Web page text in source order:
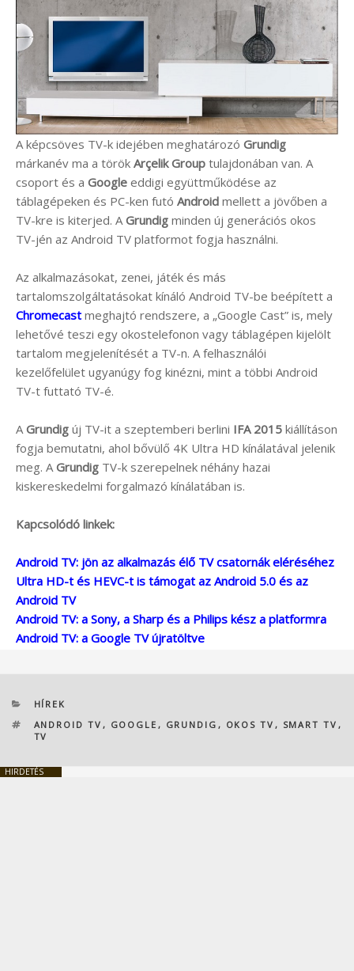
A képcsöves TV-k idejében meghatározó Grundig
márkanév ma a török Arçelik Group tulajdonában van. A
csoport és a Google eddigi együttműködése az
táblagépeken és PC-ken futó Android mellett a jövőben a
TV-kre is kiterjed. AGrundig minden új generációs okos
TV-jén az Android TV platformot fogja használni.
Az alkalmazásokat, zenei, játék és más
tartalomszolgáltatásokat kínáló Android TV-be beépített a
Chromecast meghajtó rendszere, a „Google Cast” is, mely
lehetővé teszi egy okostelefonon vagy táblagépen kijelölt
tartalom megjelenítését a TV-n. A felhasználói
kezelőfelület ugyanúgy fog kinézni, mint a többi Android
TV-t futtató TV-é.
AGrundig új TV-it a szeptemberi berlini IFA 2015 kiállításon
fogja bemutatni, ahol bővülő 4K Ultra HD kínálatával jelenik
meg. AGrundig TV-k szerepelnek néhány hazai
kiskereskedelmi forgalmazó kínálatában is.
Kapcsolódó linkek:
Android TV: jön az alkalmazás élő TV csatornák eléréséhez
Ultra HD-t és HEVC-t is támogat az Android 5.0 és az
Android TV
Android TV: a Sony, a Sharp és a Philips kész a platformra
Android TV: a Google TV újratöltve
KATEGÓRIÁK
HÍREK
CÍMKÉK
ANDROID TV , GOOGLE , GRUNDIG , OKOS TV , SMART TV ,
TV
HIRDETÉS